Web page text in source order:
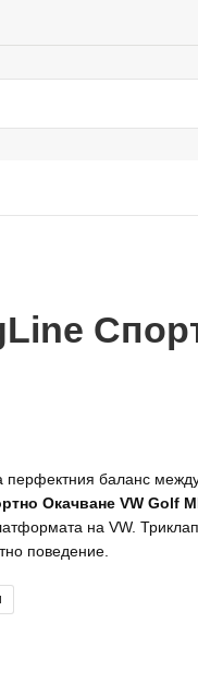
перфектния баланс
Окачване VW Golf
на VW.
поведение.